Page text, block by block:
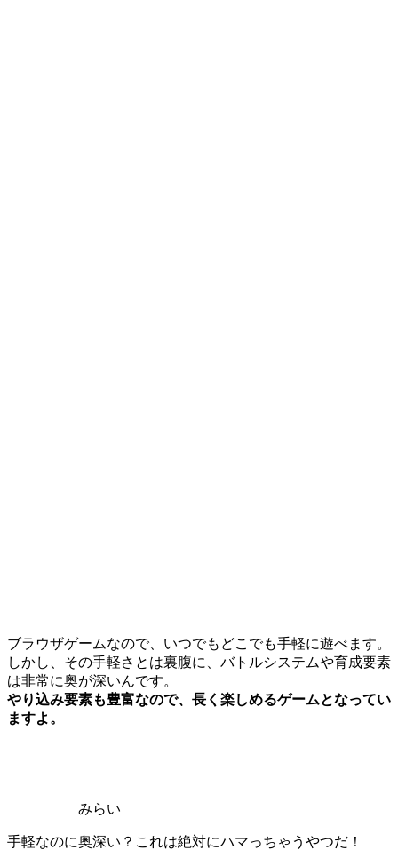
ブラウザゲームなので、いつでもどこでも手軽に遊べます。
しかし、その手軽さとは裏腹に、バトルシステムや育成要素
は非常に奥が深いんです。
やり込み要素も豊富なので、長く楽しめるゲームとなってい
ますよ。
みらい
手軽なのに奥深い？これは絶対にハマっちゃうやつだ！